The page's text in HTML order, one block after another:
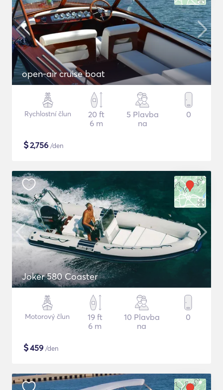
open-air cruise boat
Rychlostní člun
20 ft
6 m
5 Plavba
na
0
$2,756 /den
Joker 580 Coaster
Motorový člun
19 ft
6 m
10 Plavba
na
0
$459 /den